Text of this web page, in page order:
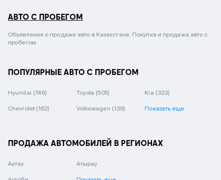
АВТО С ПРОБЕГОМ
Объявления о продаже авто в Казахстане. Покупка и продажа авто с
пробегом.
ПОПУЛЯРНЫЕ АВТО С ПРОБЕГОМ
Hyundai (746) Toyota (505) Kia (323)
Chevrolet (162) Volkswagen (139) Показать еще
ПРОДАЖА АВТОМОБИЛЕЙ В РЕГИОНАХ
Актау Атырау